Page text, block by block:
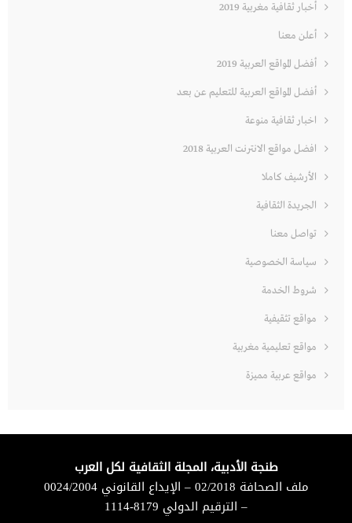
أخبار ثقافية مغربية 2019
أعلن معنا
أفضل المواقع العربية 2019
أفضل المواقع العربية للتعليم عن بعد
اخبار ثقافية منوعة
افضل مواقع الانترنت العربية 2018
الأرشيف كاملا
الجريدة الثقافية
تواصل معنا
سياسة الخصوصية
شروط الخدمة
مواقع تثقيفية
مواقع تعليمية مغربية
مواقع عربية مميزة
طنجة الأدبية، المجلة الثقافية لكل العرب
ملف الصحافة 02/2018 – الإيداع القانوني 0024/2004
– الترقيم الدولي 8179-1114